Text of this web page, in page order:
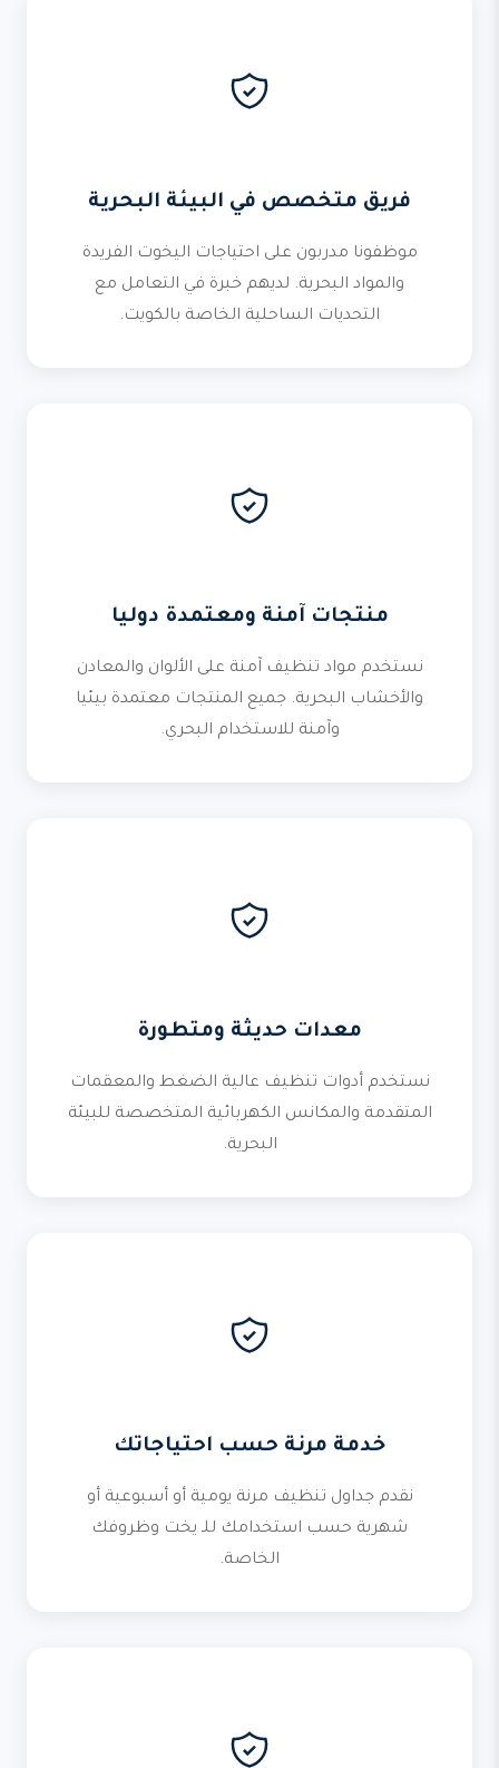
فريق متخصص في البيئة البحرية
موظفونا مدربون على احتياجات اليخوت الفريدة
والمواد البحرية. لديهم خبرة في التعامل مع
التحديات الساحلية الخاصة بالكويت.
منتجات آمنة ومعتمدة دوليا
نستخدم مواد تنظيف آمنة على الألوان والمعادن
والأخشاب البحرية. جميع المنتجات معتمدة بيئيا
وآمنة للاستخدام البحري.
معدات حديثة ومتطورة
نستخدم أدوات تنظيف عالية الضغط والمعقمات
المتقدمة والمكانس الكهربائية المتخصصة للبيئة
البحرية.
خدمة مرنة حسب احتياجاتك
نقدم جداول تنظيف مرنة يومية أو أسبوعية أو
شهرية حسب استخدامك للـ يخت وظروفك
الخاصة.